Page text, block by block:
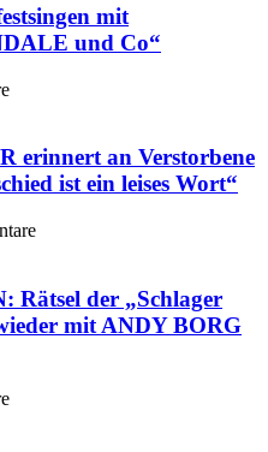
mit
und Co“
erinnert an Verstorbene
ist ein leises Wort“
der „Schlager
mit ANDY BORG